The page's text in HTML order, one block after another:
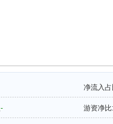
净流入占
- 游资净比: